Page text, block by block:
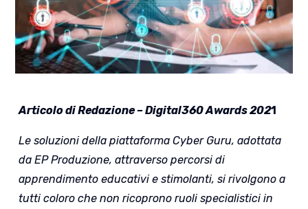
Articolo di Redazione – Digital360 Awards 2021
Le soluzioni della piattaforma Cyber Guru, adottata
da EP Produzione, attraverso percorsi di
apprendimento educativi e stimolanti, si rivolgono a
tutti coloro che non ricoprono ruoli specialistici in